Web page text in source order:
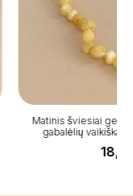
Matinis šviesiai
gabalėlių vaikiškas